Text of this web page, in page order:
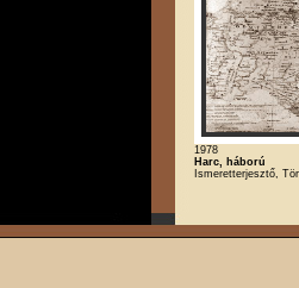
1978
Harc, háború
Ismeretterjesztő,